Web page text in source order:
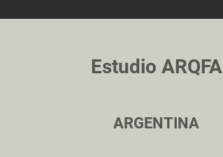
Estudio ARQFA
ARGENTINA